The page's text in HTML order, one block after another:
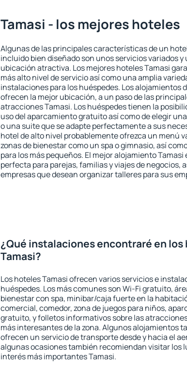
Tamasi - los mejores hoteles
Algunas de las principales características de un
incluido bien diseñado son unos servicios variados y
ubicación atractiva. Los mejores hoteles Tamasi
más alto nivel de servicio así como una amplia
instalaciones para los huéspedes. Los alojamientos
ofrecen la mejor ubicación, a un paso de las
atracciones Tamasi. Los huéspedes tienen la
uso del aparcamiento gratuito así como de elegir
o una suite que se adapte perfectamente a sus
hotel de alto nivel probablemente ofrezca un menú
zonas de bienestar como un spa o gimnasio, así
para los más pequeños. El mejor alojamiento Tamasi
perfecta para parejas, familias y viajes de negocios,
empresas que desean organizar talleres para sus
¿Qué instalaciones encontraré en los
Tamasi?
Los hoteles Tamasi ofrecen varios servicios e
huéspedes. Los más comunes son Wi-Fi gratuito,
bienestar con spa, minibar/caja fuerte en la
comercial, comedor, zona de juegos para niños,
gratuito, y folletos informativos sobre las
más interesantes de la zona. Algunos alojamientos
ofrecen un servicio de transporte desde y hacia el
algunas ocasiones también recomiendan visitar los
interés más importantes Tamasi.